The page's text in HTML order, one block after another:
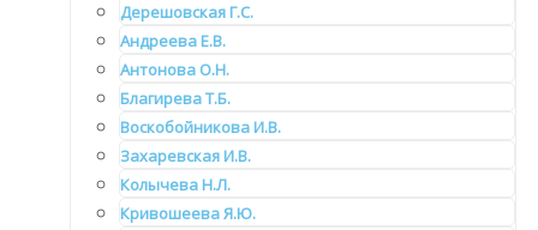
Дерешовская Г.С.
Андреева Е.В.
Антонова О.Н.
Благирева Т.Б.
Воскобойникова И.В.
Захаревская И.В.
Колычева Н.Л.
Кривошеева Я.Ю.